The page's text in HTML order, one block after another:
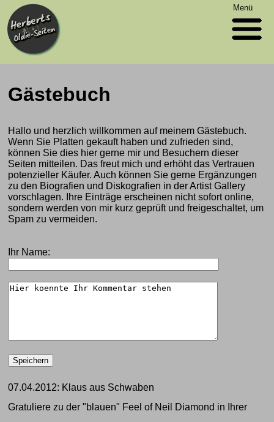
Menü
Gästebuch
Hallo und herzlich willkommen auf meinem Gästebuch.
Wenn Sie Platten gekauft haben und zufrieden sind,
können Sie dies hier gerne mir und Besuchern dieser
Seiten mitteilen. Das freut mich und erhöht das Vertrauen
potenzieller Käufer. Auch können Sie gerne Ergänzungen
zu den Biografien und Diskografien in der Artist Gallery
vorschlagen. Ihre Einträge erscheinen nicht sofort online,
sondern werden von mir kurz geprüft und freigeschaltet, um
Spam zu vermeiden.
Ihr Name:
07.04.2012: Klaus aus Schwaben
Gratuliere zu der "blauen" Feel of Neil Diamond in Ihrer